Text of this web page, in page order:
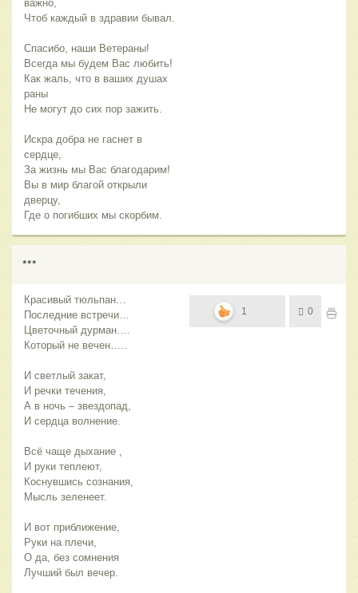
важно,
Чтоб каждый в здравии бывал.
Спасибо, наши Ветераны!
Всегда мы будем Вас любить!
Как жаль, что в ваших душах
раны
Не могут до сих пор зажить.
Искра добра не гаснет в
сердце,
За жизнь мы Вас благодарим!
Вы в мир благой открыли
дверцу,
Где о погибших мы скорбим.
***
Красивый тюльпан…
Последние встречи…
Цветочный дурман….
Который не вечен…..
И светлый закат,
И речки течения,
А в ночь – звездопад,
И сердца волнение.
Всё чаще дыхание ,
И руки теплеют,
Коснувшись сознания,
Мысль зеленеет.
И вот приближение,
Руки на плечи,
О да, без сомнения
Лучший был вечер.
1 0